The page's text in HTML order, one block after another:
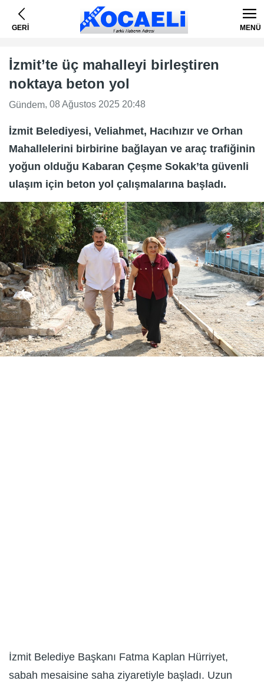
GERİ MENÜ
İzmit’te üç mahalleyi birleştiren
noktaya beton yol
Gündem, 08 Ağustos 2025 20:48
İzmit Belediyesi, Veliahmet, Hacıhızır ve Orhan
Mahallelerini birbirine bağlayan ve araç trafiğinin
yoğun olduğu Kabaran Çeşme Sokak’ta güvenli
ulaşım için beton yol çalışmalarına başladı.
İzmit Belediye Başkanı Fatma Kaplan Hürriyet,
sabah mesaisine saha ziyaretiyle başladı. Uzun